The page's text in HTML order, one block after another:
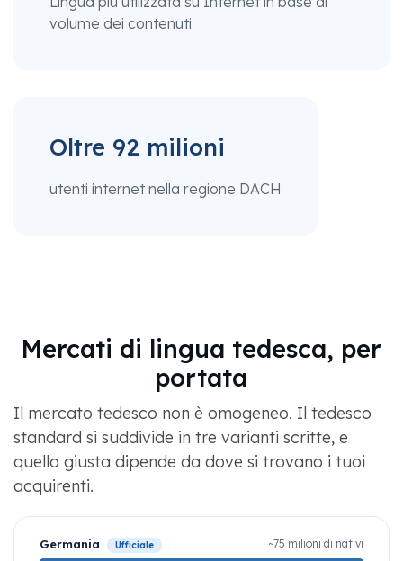
volume dei contenuti
Oltre 92 milioni
utenti internet nella regione DACH
Mercati di lingua tedesca, per
portata
Il mercato tedesco non è omogeneo. Il tedesco
standard si suddivide in tre varianti scritte, e
quella giusta dipende da dove si trovano i tuoi
acquirenti.
Germania Ufficiale ~75 milioni di nativi